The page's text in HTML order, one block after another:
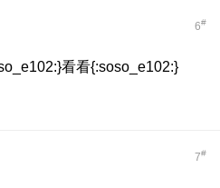
6#
看看{:soso_e102:}
7#